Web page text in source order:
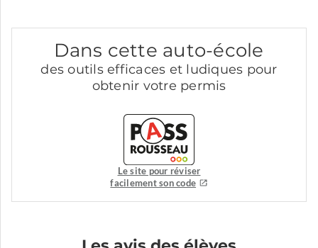
Dans cette auto-école
des outils efficaces et ludiques pour
obtenir votre permis
Le site pour réviser
facilement son code